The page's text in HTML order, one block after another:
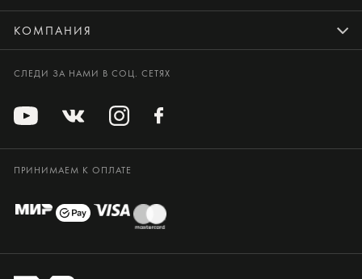
КОМПАНИЯ
СЛЕДИ ЗА НАМИ В СОЦ. СЕТЯХ
ПРИНИМАЕМ К ОПЛАТЕ